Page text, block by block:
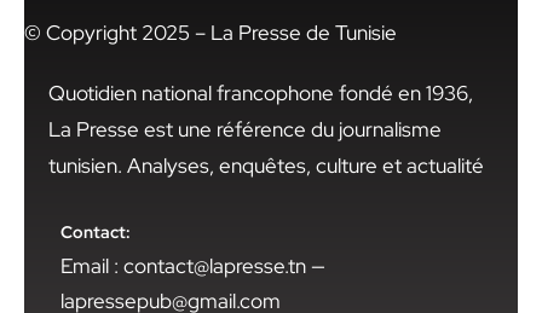
© Copyright 2025 – La Presse de Tunisie
Quotidien national francophone fondé en 1936,
La Presse est une référence du journalisme
tunisien. Analyses, enquêtes, culture et actualité
Contact:
Email : contact@lapresse.tn —
lapressepub@gmail.com